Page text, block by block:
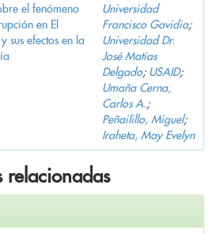
el fenómeno
en El
sus efectos en la
Universidad
Francisco Gavidia;
Universidad Dr.
José Matías
Delgado; USAID;
Umaña Cerna,
Carlos A.;
Peñailillo, Miguel;
Iraheta, May Evelyn
relacionadas